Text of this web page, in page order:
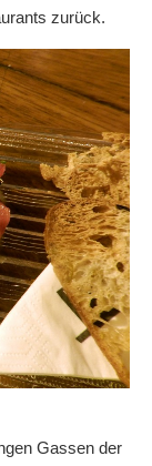
zurück.
Gassen der